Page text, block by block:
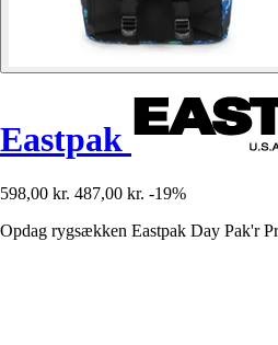
Eastpak
598,00 kr. 487,00 kr. -19%
Opdag rygsækken Eastpak Day Pak'r